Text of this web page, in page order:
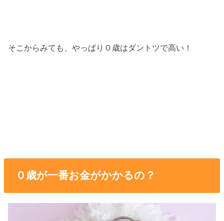
そこからみても、やっぱり０歳はダントツで高い！
０歳が一番お金がかかるの？